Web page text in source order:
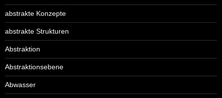
abstrakte Konzepte
abstrakte Strukturen
Abstraktion
Abstraktionsebene
Abwasser